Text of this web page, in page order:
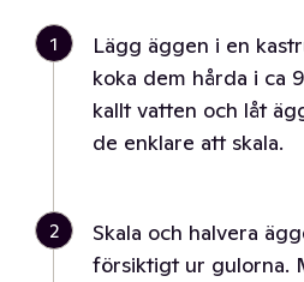
1
Lägg äggen i en
koka dem hårda i ca
kallt vatten och låt
de enklare att skala.
2
Skala och halvera
försiktigt ur gulorna.